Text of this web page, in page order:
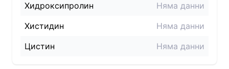
Хидроксипролин
Няма данни
Хистидин
Няма данни
Цистин
Няма данни